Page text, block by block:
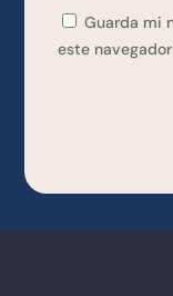
Guarda mi
este